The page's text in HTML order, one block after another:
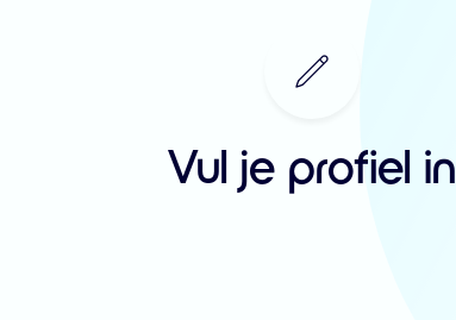
Vul je profiel in